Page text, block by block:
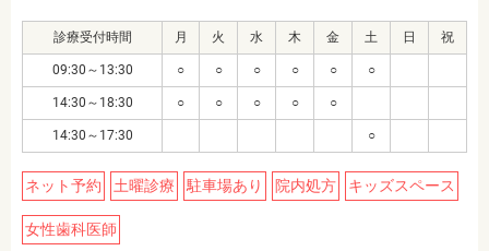
診療受付時間 月 火 水 木 金 土 日 祝
09:30～13:30 ○ ○ ○ ○ ○ ○
14:30～18:30 ○ ○ ○ ○ ○
14:30～17:30 ○
ネット予約 土曜診療 駐車場あり 院内処方 キッズスペース
女性歯科医師